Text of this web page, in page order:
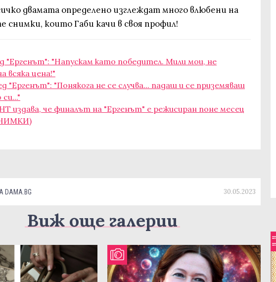
двамата определено изглеждат много влюбени на
снимки, които Габи качи в своя профил!
"Ергенът": "Напускам като победител. Мили мои, не
всяка цена!"
"Ергенът": "Понякога не се случва... падаш и се приземяваш
издава, че финалът на "Ергенът" е режисиран поне месец
DAMA.BG 30.05.2023
Виж още галерии